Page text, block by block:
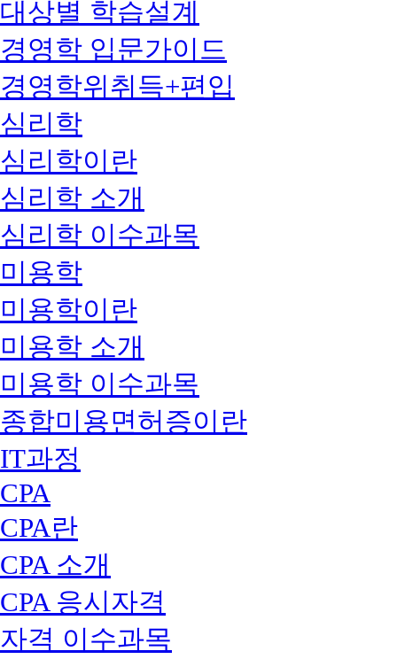
대상별 학습설계
경영학 입문가이드
경영학위취득+편입
심리학
심리학이란
심리학 소개
심리학 이수과목
미용학
미용학이란
미용학 소개
미용학 이수과목
종합미용면허증이란
IT과정
CPA
CPA란
CPA 소개
CPA 응시자격
자격 이수과목